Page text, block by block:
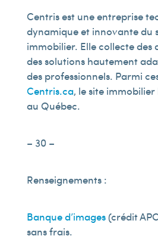
Centris est une entreprise
dynamique et innovante du
immobilier. Elle collecte des
des solutions hautement
des professionnels. Parmi
Centris.ca, le site
au Québec.
– 30 –
Renseignements :
Banque d’images(crédit
sans frais.